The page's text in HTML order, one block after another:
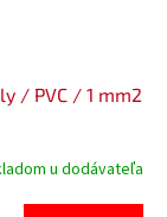
/ PVC / 1 mm2
u dodávateľa